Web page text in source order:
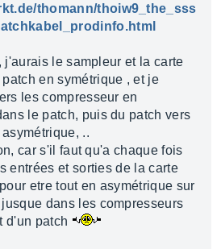
thomann/thoiw9_the_sss
j'aurais le sampleur et la carte
en symétrique , et je
les compresseur en
le patch, puis du patch vers
..
car s'il faut qu'a chaque fois
entrées et sorties de la carte
etre tout en asymétrique sur
dans les compresseurs
d'un patch